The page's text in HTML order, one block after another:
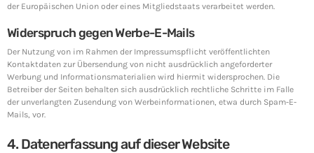
der Europäischen Union oder eines Mitgliedstaats verarbeitet werden.
Widerspruch gegen Werbe-E-Mails
Der Nutzung von im Rahmen der Impressumspflicht veröffentlichten
Kontaktdaten zur Übersendung von nicht ausdrücklich angeforderter
Werbung und Informationsmaterialien wird hiermit widersprochen. Die
Betreiber der Seiten behalten sich ausdrücklich rechtliche Schritte im Falle
der unverlangten Zusendung von Werbeinformationen, etwa durch Spam-E-
Mails, vor.
4. Datenerfassung auf dieser Website